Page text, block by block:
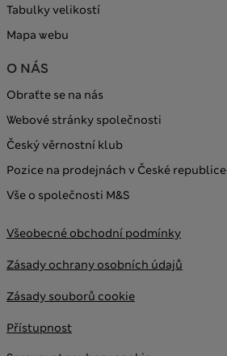
Tabulky velikostí
Mapa webu
O NÁS
Obraťte se na nás
Webové stránky společnosti
Český věrnostní klub
Pozice na prodejnách v České republice
Vše o společnosti M&S
Všeobecné obchodní podmínky
Zásady ochrany osobních údajů
Zásady souborů cookie
Přístupnost